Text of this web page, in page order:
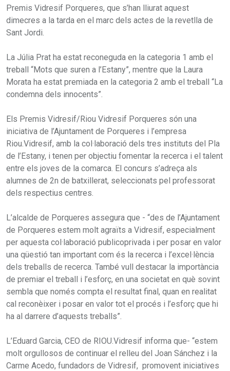
Premis Vidresif Porqueres, que s’han lliurat aquest
dimecres a la tarda en el marc dels actes de la revetlla de
Sant Jordi.
La Júlia Prat ha estat reconeguda en la categoria 1 amb el
treball “Mots que suren a l’Estany”, mentre que la Laura
Morata ha estat premiada en la categoria 2 amb el treball “La
condemna dels innocents”.
Els Premis Vidresif/Riou Vidresif Porqueres són una
iniciativa de l’Ajuntament de Porqueres i l’empresa
Riou.Vidresif, amb la col·laboració dels tres instituts del Pla
de l’Estany, i tenen per objectiu fomentar la recerca i el talent
entre els joves de la comarca. El concurs s’adreça als
alumnes de 2n de batxillerat, seleccionats pel professorat
dels respectius centres.
L’alcalde de Porqueres assegura que - “des de l’Ajuntament
de Porqueres estem molt agraïts a Vidresif, especialment
per aquesta col·laboració publicoprivada i per posar en valor
una qüestió tan important com és la recerca i l’excel·lència
dels treballs de recerca. També vull destacar la importància
de premiar el treball i l’esforç, en una societat en què sovint
sembla que només compta el resultat final, quan en realitat
cal reconèixer i posar en valor tot el procés i l’esforç que hi
ha al darrere d’aquests treballs”.
L’Eduard Garcia, CEO de RIOU.Vidresif informa que- “estem
molt orgullosos de continuar el relleu del Joan Sánchez i la
Carme Acedo, fundadors de Vidresif, promovent iniciatives